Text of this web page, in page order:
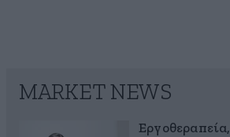
MARKET NEWS
Εργοθεραπεία,